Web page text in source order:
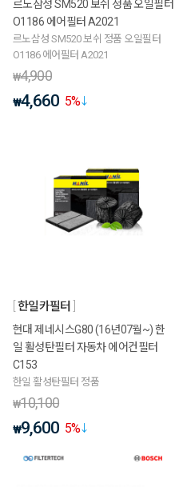
르노삼성 SM520 보쉬 정품 오일필터
O1186 에어필터 A2021
르노삼성 SM520 보쉬 정품 오일필터
O1186 에어필터 A2021
₩4,900
₩4,660 5%
한일카필터
현대 제네시스G80 (16년07월~) 한
일 활성탄필터 자동차 에어컨필터
C153
한일 활성탄필터 정품
₩10,100
₩9,600 5%